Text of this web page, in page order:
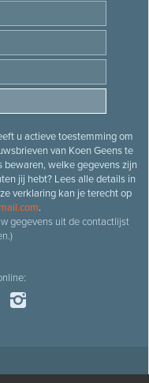
u actieve toestemming om
van Koen Geens te
bewaren, welke gegevens zijn
jij hebt? Lees alle details in
verklaring kan je terecht op
.
gegevens uit de contactlijst